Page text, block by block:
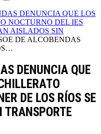
DENUNCIA QUE LOS
NOCTURNO DEL IES
AISLADOS SIN
DE ALCOBENDAS
DENUNCIA QUE
DE LOS RÍOS SE
TRANSPORTE